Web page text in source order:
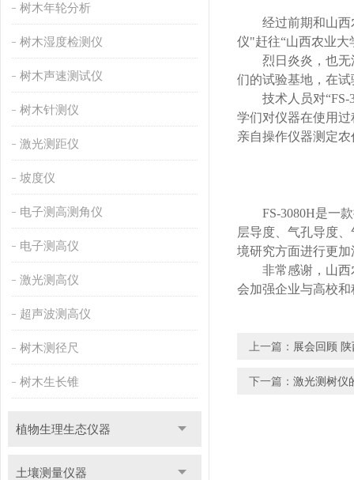
树木年轮分析
树木湿度检测仪
树木声速测试仪
树木针测仪
激光测距仪
坡度仪
电子测高测角仪
电子测高仪
激光测高仪
超声波测高仪
树木测径尺
树木生长锥
植物生理生态仪器
土壤测量仪器
经过前期和山
仪"赶往“山西农业大
烈日炎炎，也
们的试验基地，在
技术人员对“FS-
学们对仪器在使用
亲自操作仪器测定
FS-3080H是一
层导度、气孔导度
境研究方面进行更
非常感谢，山
会加强企业与高校
上一篇： 展会回顾
下一篇： 激光测树仪